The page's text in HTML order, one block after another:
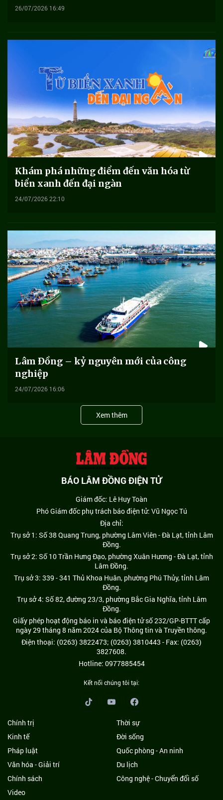
26/07/2026 16:49
Khám phá những điểm đến văn hóa từ
biển xanh đến đại ngàn
24/07/2026 22:10
Lâm Đồng – kỷ nguyên mới của công
nghiệp
24/07/2026 16:06
Xem thêm
BÁO LÂM ĐỒNG ĐIỆN TỬ
Giám đốc: Lê Huy Toàn
Phó Giám đốc phụ trách báo điện tử: Vũ Ngọc Tú
Địa chỉ:
Trụ sở 1: Số 38 Quang Trung, phường Lâm Viên - Đà Lạt, tỉnh Lâm
Đồng.
Trụ sở 2: Số 10 Trần Hưng Đạo, phường Xuân Hương - Đà Lạt, tỉnh
Lâm Đồng.
Trụ sở 3: 339 - 341 Thủ Khoa Huân, phường Phú Thủy, tỉnh Lâm
Đồng.
Trụ sở 4: Số 82, đường 23/3, phường Bắc Gia Nghĩa, tỉnh Lâm
Đồng.
Giấy phép hoạt động báo in và báo điện tử số 232/GP-BTTT cấp
ngày 29 tháng 8 năm 2024 của Bộ Thông tin và Truyền thông.
Điện thoại: (0263) 3822473; (0263) 3810443 - Fax: (0263)
3827608.
Hotline: 0977885454
Kết nối chúng tôi tại:
Chính trị
Thời sự
Kinh tế
Đời sống
Pháp luật
Quốc phòng - An ninh
Văn hóa - Giải trí
Du lịch
Chính sách
Công nghệ - Chuyển đổi số
Video